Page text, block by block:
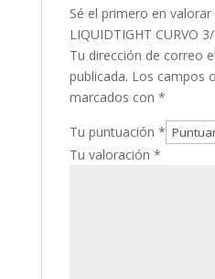
Sé el primero en valorar
LIQUIDTIGHT CURVO 3/
Tu dirección de correo
publicada. Los campos
marcados con *
Tu puntuación *
Tu valoración *